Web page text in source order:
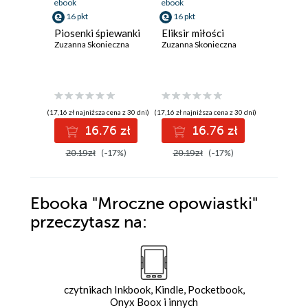
ebook
16 pkt
Piosenki śpiewanki
Zuzanna Skonieczna
(17,16 zł najniższa cena z 30 dni)
16.76 zł
20.19zł (-17%)
ebook
16 pkt
Eliksir miłości
Zuzanna Skonieczna
(17,16 zł najniższa cena z 30 dni)
16.76 zł
20.19zł (-17%)
Ebooka "Mroczne opowiastki"
przeczytasz na:
czytnikach Inkbook, Kindle, Pocketbook,
Onyx Boox i innych